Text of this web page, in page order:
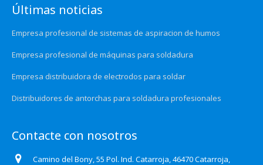
Últimas noticias
Empresa profesional de sistemas de aspiracion de humos
Empresa profesional de máquinas para soldadura
Empresa distribuidora de electrodos para soldar
Distribuidores de antorchas para soldadura profesionales
Contacte con nosotros
Camino del Bony, 55 Pol. Ind. Catarroja, 46470 Catarroja,